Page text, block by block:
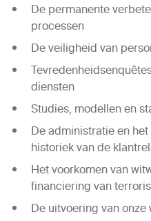
De permanente
processen
De veiligheid van
diensten
Studies, modellen en
De administratie en
historiek van de
Het voorkomen van
financiering van
De uitvoering van